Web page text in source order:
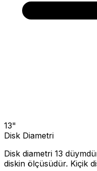
13"
Disk Diametri
Disk diametri 13
diskin ölçüsüdür. Kiçik